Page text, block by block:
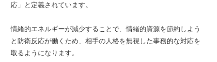
応」と定義されています。
情緒的エネルギーが減少することで、情緒的資源を節約しよう
と防衛反応が働くため、相手の人格を無視した事務的な対応を
取るようになります。